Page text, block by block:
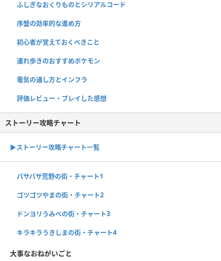
ふしぎなおくりものとシリアルコード
序盤の効率的な進め方
初心者が覚えておくべきこと
連れ歩きのおすすめポケモン
電気の通し方とインフラ
評価レビュー・プレイした感想
ストーリー攻略チャート
▶ストーリー攻略チャート一覧
パサパサ荒野の街・チャート1
ゴツゴツやまの街・チャート2
ドンヨリうみべの街・チャート3
キラキラうきしまの街・チャート4
大事なおねがいごと